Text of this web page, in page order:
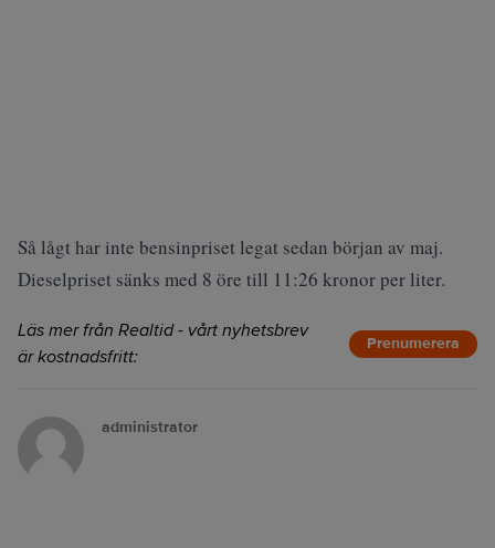
Så lågt har inte bensinpriset legat sedan början av maj.
Dieselpriset sänks med 8 öre till 11:26 kronor per liter.
Läs mer från Realtid - vårt nyhetsbrev
är kostnadsfritt:
Prenumerera
administrator